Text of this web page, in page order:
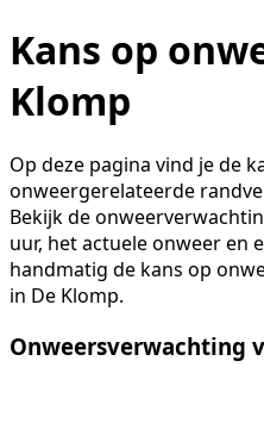
Kans op
Klomp
Op deze pagina vind je de
onweergerelateerde
Bekijk de
uur, het actuele onweer en
handmatig de kans op
in De Klomp.
Onweersverwachting